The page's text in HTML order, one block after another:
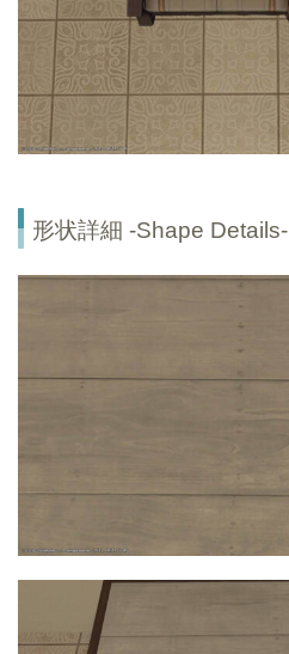
形状詳細 -Shape Details-